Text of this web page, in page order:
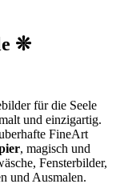
❊
für die Seele
und einzigartig.
FineArt
, magisch und
Fensterbilder,
und Ausmalen.